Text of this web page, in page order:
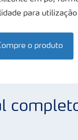
para
o produto